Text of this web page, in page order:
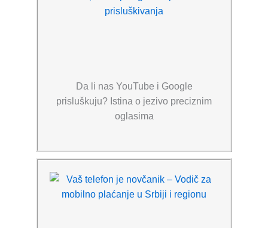
Da li nas YouTube i Google
prisluškuju? Istina o jezivo preciznim
oglasima